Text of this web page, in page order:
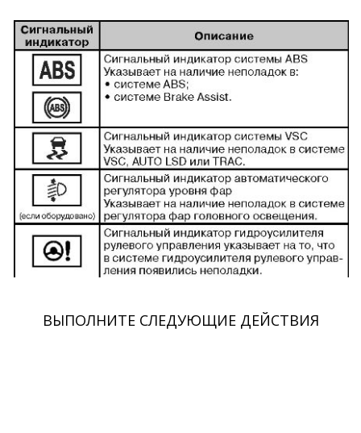
ВЫПОЛНИТЕ СЛЕДУЮЩИЕ ДЕЙСТВИЯ